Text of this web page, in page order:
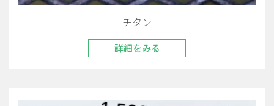
チタン
詳細をみる